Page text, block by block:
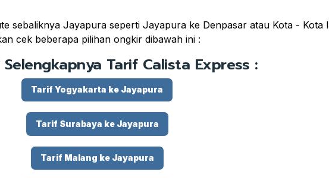
sebaliknya Jayapura seperti Jayapura ke Denpasar atau Kota - Kota
cek beberapa pilihan ongkir dibawah ini :
Tarif Calista Express :
Tarif Yogyakarta ke Jayapura
Tarif Surabaya ke Jayapura
Tarif Malang ke Jayapura